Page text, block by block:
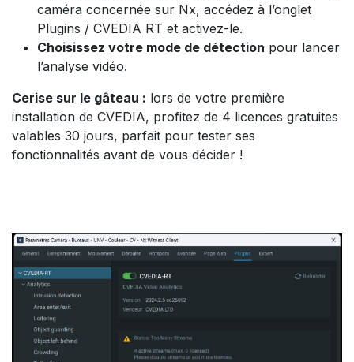
caméra concernée sur Nx, accédez à l’onglet
Plugins / CVEDIA RT et activez-le.
Choisissez votre mode de détection pour lancer
l’analyse vidéo.
Cerise sur le gâteau : lors de votre première
installation de CVEDIA, profitez de 4 licences gratuites
valables 30 jours, parfait pour tester ses
fonctionnalités avant de vous décider !